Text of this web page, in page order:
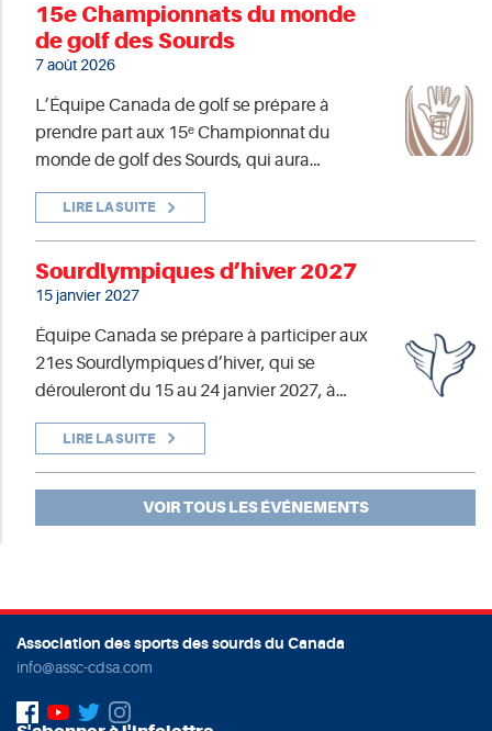
15e Championnats du monde
de golf des Sourds
7 août 2026
L’Équipe Canada de golf se prépare à
prendre part aux 15ᵉ Championnat du
monde de golf des Sourds, qui aura…
LIRE LA SUITE
Sourdlympiques d’hiver 2027
15 janvier 2027
Équipe Canada se prépare à participer aux
21es Sourdlympiques d’hiver, qui se
dérouleront du 15 au 24 janvier 2027, à…
LIRE LA SUITE
VOIR TOUS LES ÉVÉNEMENTS
Association des sports des sourds du Canada
info@assc-cdsa.com